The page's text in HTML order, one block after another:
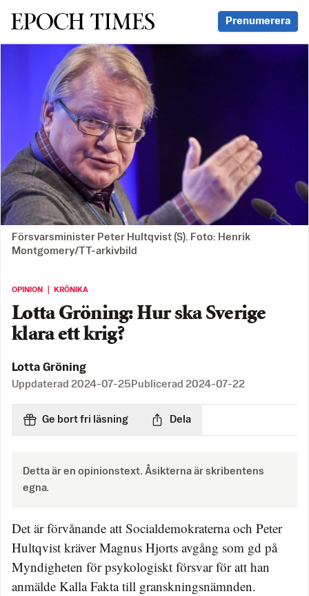
Svenska Epoch Times Prenumerera
Försvarsminister Peter Hultqvist (S). Foto: Henrik
Montgomery/TT-arkivbild
OPINION ｜ KRÖNIKA
Lotta Gröning: Hur ska Sverige
klara ett krig?
Lotta Gröning
Uppdaterad 2024-07-25 Publicerad 2024-07-22
Ge bort fri läsning Dela
Detta är en opinionstext. Åsikterna är skribentens
egna.
Det är förvånande att Socialdemokraterna och Peter
Hultqvist kräver Magnus Hjorts avgång som gd på
Myndigheten för psykologiskt försvar för att han
anmälde Kalla Fakta till granskningsnämnden.